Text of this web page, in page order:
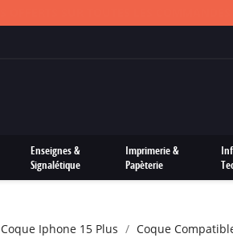
Enseignes &
Signalétique
Imprimerie &
Papèterie
Coque Iphone 15 Plus Coque